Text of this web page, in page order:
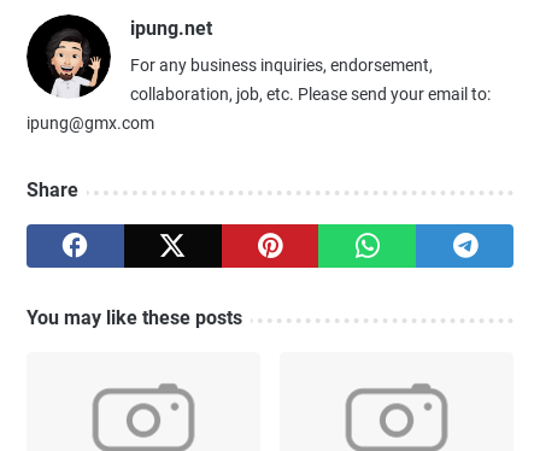
ipung.net
For any business inquiries, endorsement,
collaboration, job, etc. Please send your email to:
ipung@gmx.com
Share
You may like these posts